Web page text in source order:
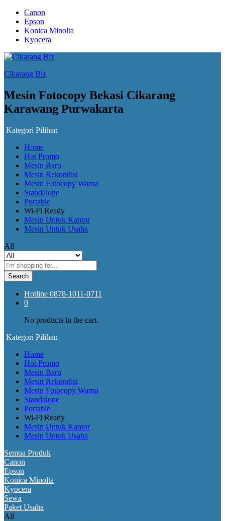
Canon
Epson
Konica Minolta
Kyocera
Cikarang Biz
Mesin Fotocopy Bekasi Cikarang
Karawang Purwakarta
Kategori Pilihan
Home
Hot Promo
Mesin Baru
Mesin Rekondisi
Mesin Fotocopy Warna
Standalone
Portable
Wi-Fi Ready
Mesin Untuk Kantor
Mesin Untuk Usaha
All
Search
Hotline 0878-1011-0711
0
No products in the cart.
Kategori Pilihan
Home
Hot Promo
Mesin Baru
Mesin Rekondisi
Mesin Fotocopy Warna
Standalone
Portable
Wi-Fi Ready
Mesin Untuk Kantor
Mesin Untuk Usaha
Semua Produk
Canon
Epson
Konica Minolta
Kyocera
Sewa
Paket Usaha
All